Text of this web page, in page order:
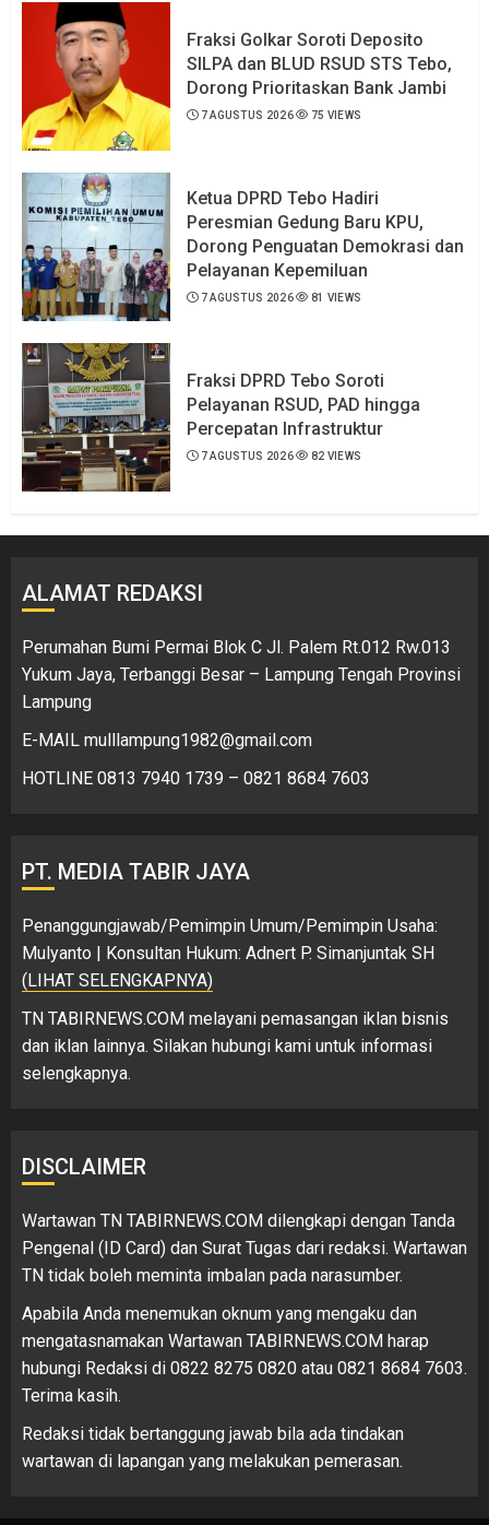
Fraksi Golkar Soroti Deposito
SILPA dan BLUD RSUD STS Tebo,
Dorong Prioritaskan Bank Jambi
7 AGUSTUS 2026 75 VIEWS
Ketua DPRD Tebo Hadiri
Peresmian Gedung Baru KPU,
Dorong Penguatan Demokrasi dan
Pelayanan Kepemiluan
7 AGUSTUS 2026 81 VIEWS
Fraksi DPRD Tebo Soroti
Pelayanan RSUD, PAD hingga
Percepatan Infrastruktur
7 AGUSTUS 2026 82 VIEWS
ALAMAT REDAKSI
Perumahan Bumi Permai Blok C Jl. Palem Rt.012 Rw.013
Yukum Jaya, Terbanggi Besar – Lampung Tengah Provinsi
Lampung
E-MAIL mulllampung1982@gmail.com
HOTLINE 0813 7940 1739 – 0821 8684 7603
PT. MEDIA TABIR JAYA
Penanggungjawab/Pemimpin Umum/Pemimpin Usaha:
Mulyanto | Konsultan Hukum: Adnert P. Simanjuntak SH
(LIHAT SELENGKAPNYA)
TN TABIRNEWS.COM melayani pemasangan iklan bisnis
dan iklan lainnya. Silakan hubungi kami untuk informasi
selengkapnya.
DISCLAIMER
Wartawan TN TABIRNEWS.COM dilengkapi dengan Tanda
Pengenal (ID Card) dan Surat Tugas dari redaksi. Wartawan
TN tidak boleh meminta imbalan pada narasumber.
Apabila Anda menemukan oknum yang mengaku dan
mengatasnamakan Wartawan TABIRNEWS.COM harap
hubungi Redaksi di 0822 8275 0820 atau 0821 8684 7603.
Terima kasih.
Redaksi tidak bertanggung jawab bila ada tindakan
wartawan di lapangan yang melakukan pemerasan.